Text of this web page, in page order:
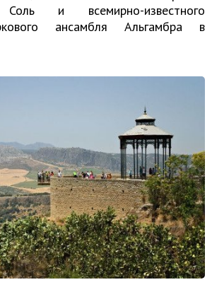
и всемирно-известного
ансамбля Альгамбра в